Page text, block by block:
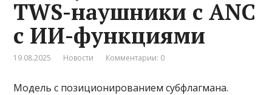
TWS-наушники с ANC
с ИИ-функциями
19.08.2025 Новости Комментарии: 0
Модель с позиционированием субфлагмана.